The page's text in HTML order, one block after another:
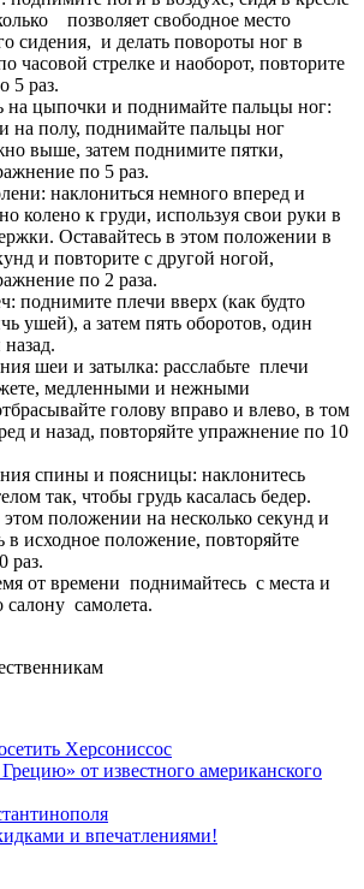
позволяет свободное место
сидения, и делать повороты ног в
часовой стрелке и наоборот, повторите
5 раз.
на цыпочки и поднимайте пальцы ног:
на полу, поднимайте пальцы ног
выше, затем поднимите пятки,
по 5 раз.
наклониться немного вперед и
колено к груди, используя свои руки в
Оставайтесь в этом положении в
и повторите с другой ногой,
по 2 раза.
поднимите плечи вверх (как будто
ушей), а затем пять оборотов, один
шеи и затылка: расслабьте плечи
медленными и нежными
голову вправо и влево, в том
и назад, повторяйте упражнение по 10
спины и поясницы: наклонитесь
так, чтобы грудь касалась бедер.
этом положении на несколько секунд и
в исходное положение, повторяйте
раз.
от времени поднимайтесь с места и
салону самолета.
Херсониссос
от известного американского
и впечатлениями!